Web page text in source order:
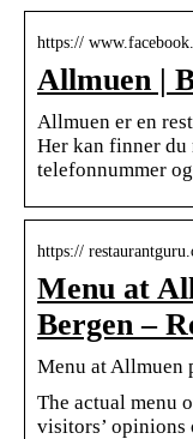
https://
Allmuen |
Allmuen er en
Her kan finner du
telefonnummer
https://
Menu at
Bergen –
Menu at Allmuen
The actual menu
visitors’ opinions